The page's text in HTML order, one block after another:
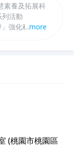
素養及拓展科
活動
」強化程式邏
Scratch製
...more
(桃園市桃園區